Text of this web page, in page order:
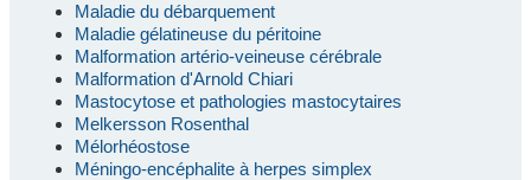
Maladie du débarquement
Maladie gélatineuse du péritoine
Malformation artério-veineuse cérébrale
Malformation d'Arnold Chiari
Mastocytose et pathologies mastocytaires
Melkersson Rosenthal
Mélorhéostose
Méningo-encéphalite à herpes simplex